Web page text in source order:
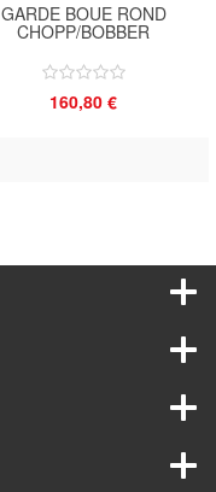
GARDE BOUE ROND
CHOPP/BOBBER
160,80 €